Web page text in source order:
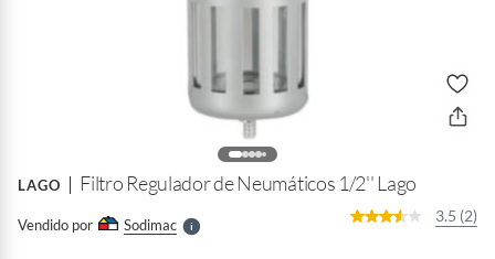
LAGO Filtro Regulador de Neumáticos 1/2'' Lago
Vendido por SodimacS
l
3.5 (2)